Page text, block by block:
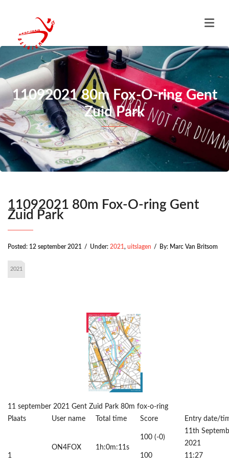
11092021 80m Fox-O-ring Gent
Zuid Park
11092021 80m Fox-O-ring Gent
Zuid Park
Posted: 12 september 2021 / Under: 2021 , uitslagen / By: Marc Van Britsom
2021
11 september 2021 Gent Zuid Park 80m fox-o-ring
Plaats
User name Total time Score Entry date/
ON4FOX 1h:0m:11s
100 (-0)
11th
2021
1
100 11:27